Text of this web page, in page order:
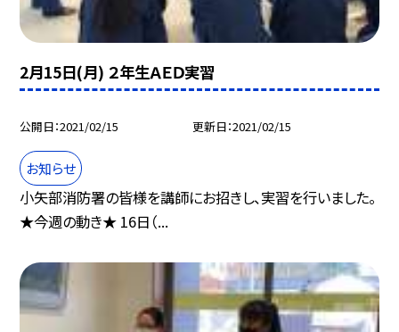
2月15日(月) ２年生ＡＥＤ実習
公開日 2021/02/15 更新日 2021/02/15
お知らせ
小矢部消防署の皆様を講師にお招きし、実習を行いました。
★今週の動き★ 16日（...